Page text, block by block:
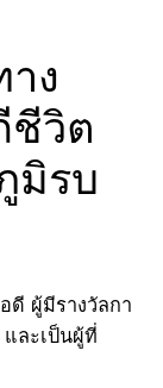
ง
ชีวิต
มิรบ
ดี ผู้มีรางวัลกา
ละเป็นผู้ที่